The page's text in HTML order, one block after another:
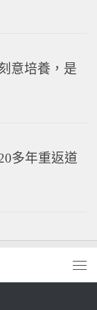
意培養，是
多年重返道